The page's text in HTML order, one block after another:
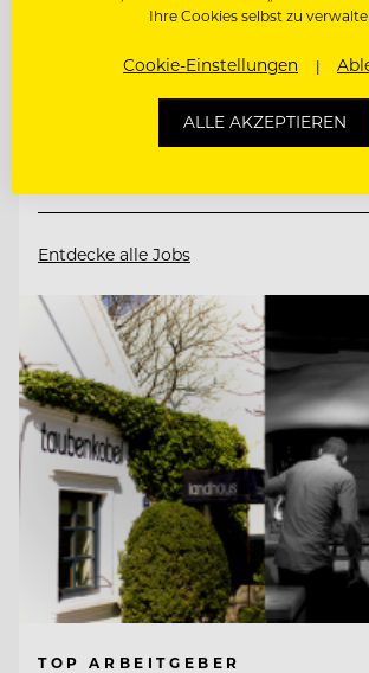
ZAHLKELLNER (M/W/D)
Entdecke alle Jobs
TOP ARBEITGEBER
Ihre Cookies selbst zu
Cookie-Einstellungen
ALLE AKZEPTIEREN